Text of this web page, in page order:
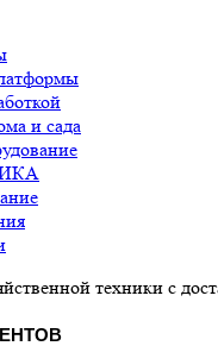
и сада
техники с